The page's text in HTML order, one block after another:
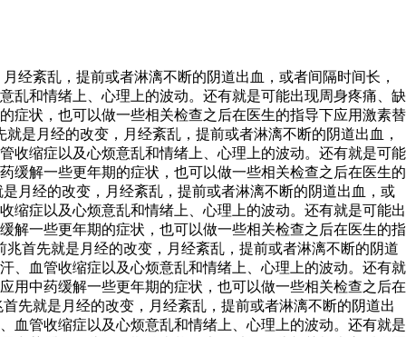
经紊乱，提前或者淋漓不断的阴道出血，或者间隔时间长，
乱和情绪上、心理上的波动。还有就是可能出现周身疼痛、缺
症状，也可以做一些相关检查之后在医生的指导下应用激素替
是月经的改变，月经紊乱，提前或者淋漓不断的阴道出血，
收缩症以及心烦意乱和情绪上、心理上的波动。还有就是可能
缓解一些更年期的症状，也可以做一些相关检查之后在医生的
月经的改变，月经紊乱，提前或者淋漓不断的阴道出血，或
缩症以及心烦意乱和情绪上、心理上的波动。还有就是可能出
解一些更年期的症状，也可以做一些相关检查之后在医生的指
首先就是月经的改变，月经紊乱，提前或者淋漓不断的阴道
、血管收缩症以及心烦意乱和情绪上、心理上的波动。还有就
用中药缓解一些更年期的症状，也可以做一些相关检查之后在
先就是月经的改变，月经紊乱，提前或者淋漓不断的阴道出
血管收缩症以及心烦意乱和情绪上、心理上的波动。还有就是